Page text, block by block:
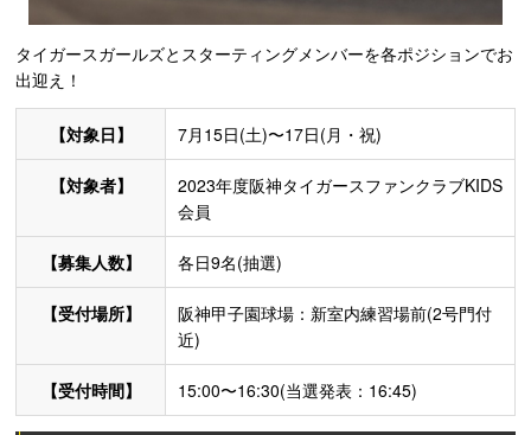
タイガースガールズとスターティングメンバーを各ポジションでお
出迎え！
【対象日】 7月15日(土)〜17日(月・祝)
【対象者】
2023年度阪神タイガースファンクラブKIDS
会員
【募集人数】 各日9名(抽選)
【受付場所】
阪神甲子園球場：新室内練習場前(2号門付
近)
【受付時間】 15:00〜16:30(当選発表：16:45)